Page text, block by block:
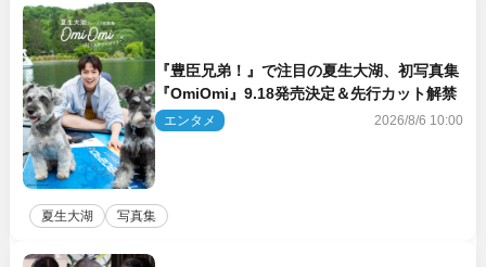
『豊臣兄弟！』で注目の夏生大湖、初写真集
『OmiOmi』9.18発売決定＆先行カット解禁
エンタメ 2026/8/6 10:00
夏生大湖 写真集